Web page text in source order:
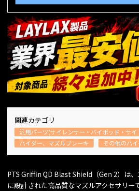
関連カテゴリ
汎用パーツ(サイレンサー・バイポッド・サイ
ハイダー、マズルブレーキ
その他のハ
PTS Griffin QD Blast Shield（Gen 2）は
に設計された高品質なマズルアクセサリー